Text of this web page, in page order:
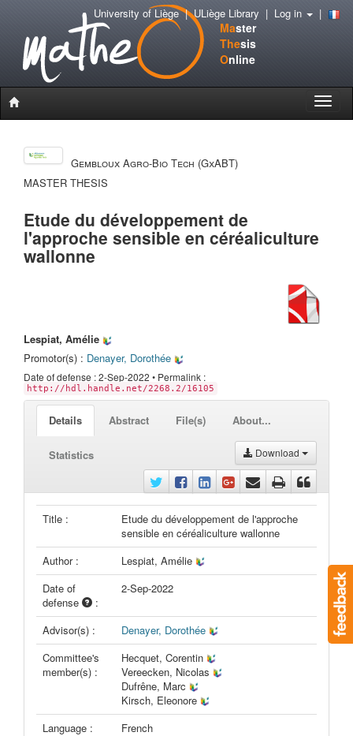
Master
Thesis
Online
Toggle
University of Liège|ULiège Library | Log in |
Gembloux Agro-Bio Tech (GxABT)
MASTER THESIS
Etude du développement de
l'approche sensible en céréaliculture
wallonne
Lespiat, Amélie
Promotor(s) : Denayer, Dorothée
Date of defense : 2-Sep-2022 • Permalink :
http://hdl.handle.net/2268.2/16105
Details Abstract File(s) About...
Statistics Download
Title :
Etude du développement de l'approche
sensible en céréaliculture wallonne
Author :
Lespiat, Amélie
Date of
defense
:
2-Sep-2022
Advisor(s) :
Denayer, Dorothée
Committee's
member(s) :
Hecquet, Corentin
Vereecken, Nicolas
Dufrêne, Marc
Kirsch, Eleonore
Language :
French